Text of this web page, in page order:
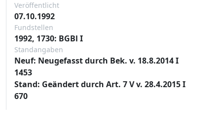
Veröffentlicht
07.10.1992
Fundstellen
1992, 1730: BGBl I
Standangaben
Neuf: Neugefasst durch Bek. v. 18.8.2014 I
1453
Stand: Geändert durch Art. 7 V v. 28.4.2015 I
670